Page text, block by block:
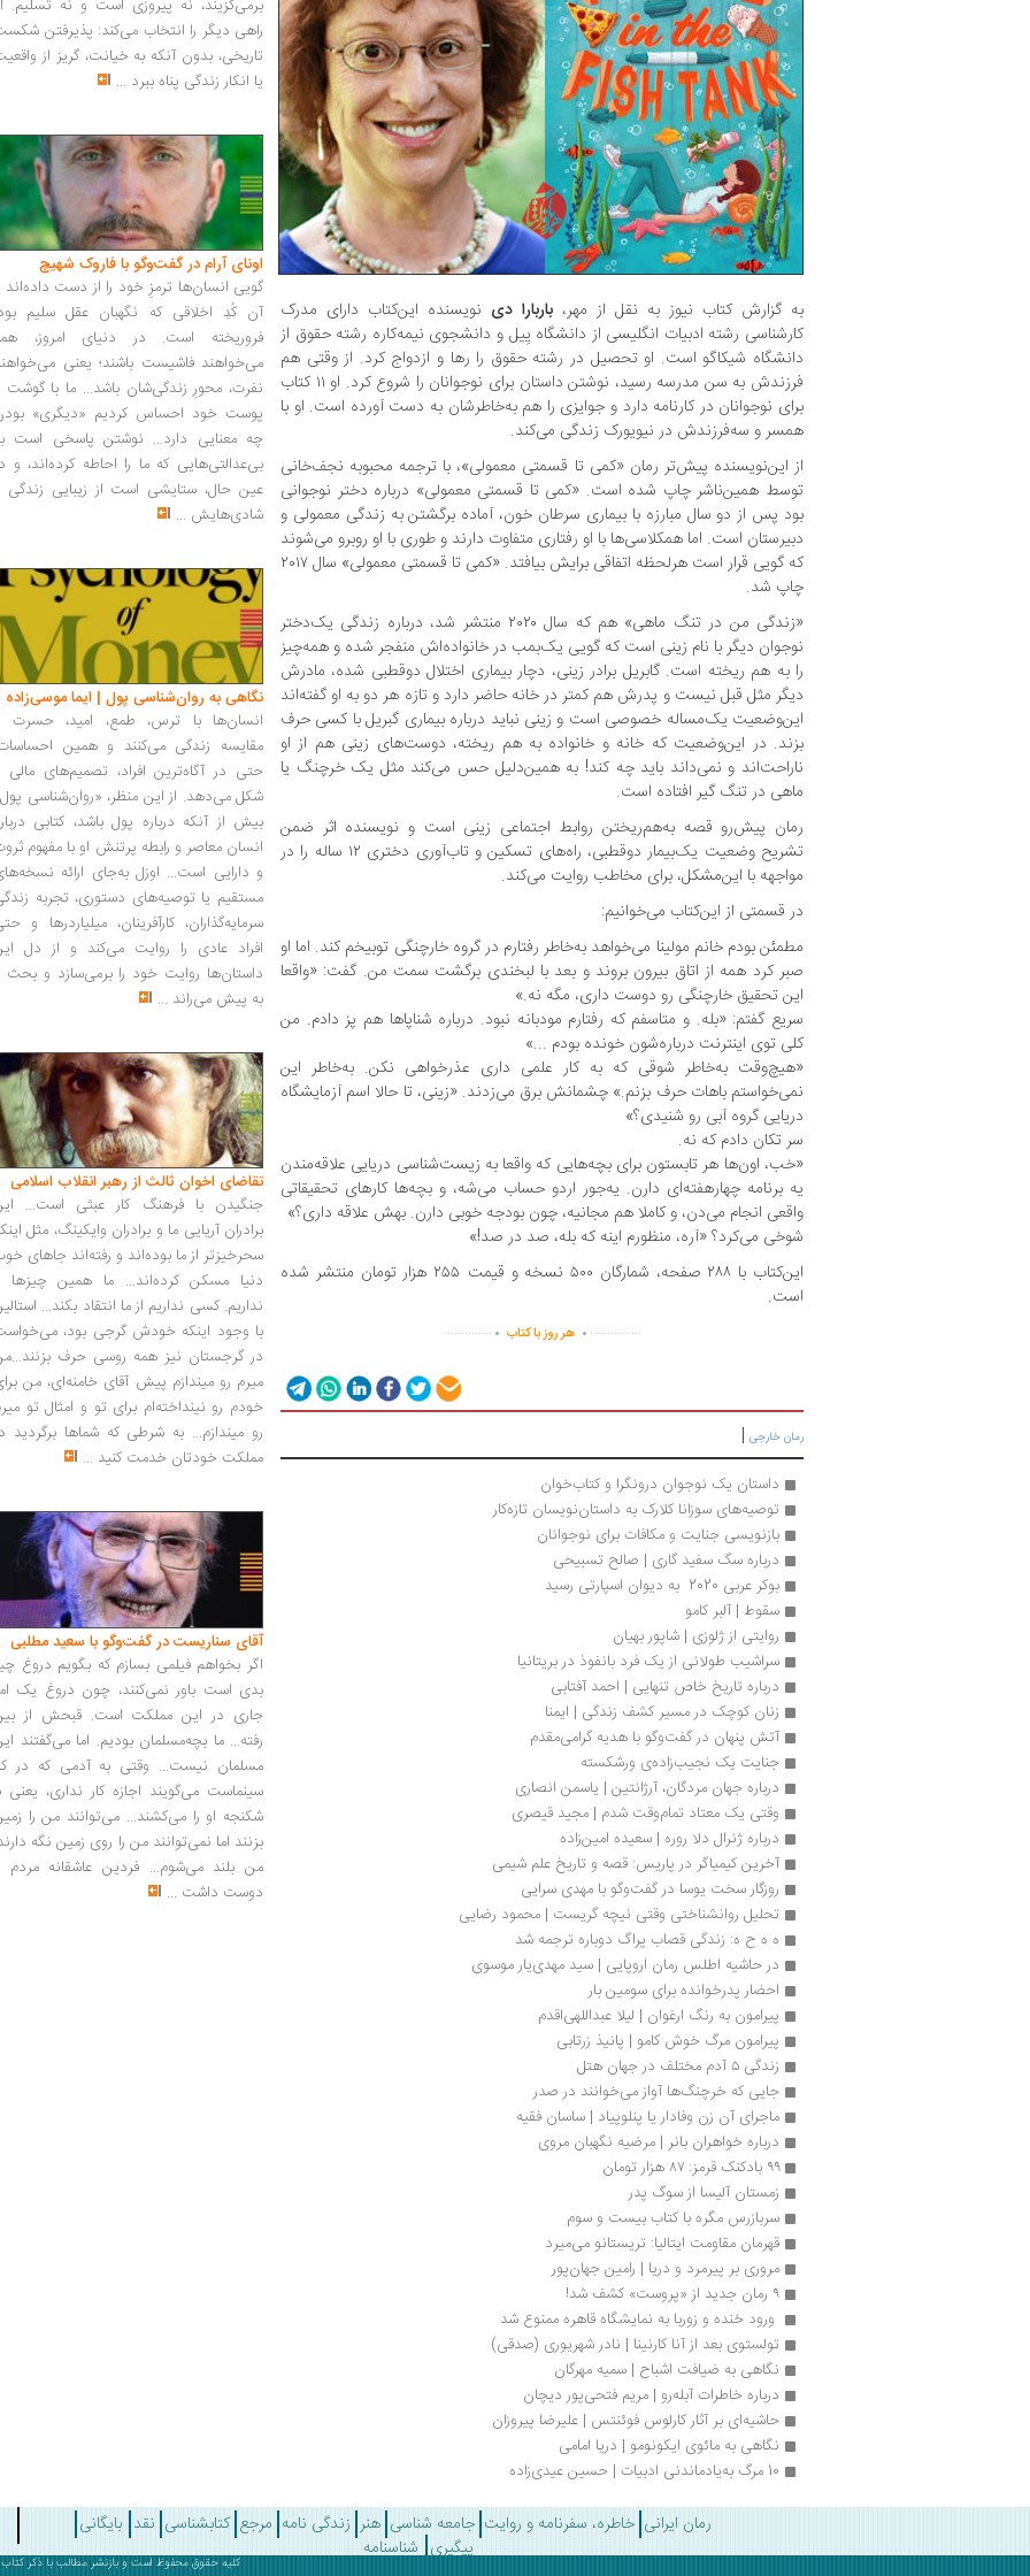
به گزارش کتاب نیوز به نقل از مهر، باربارا دی نویسنده ‌این‌کتاب دارای مدرک
کارشناسی رشته ادبیات انگلیسی از دانشگاه یِیل و دانشجوی نیمه‌کاره رشته حقوق از
دانشگاه شیکاگو است. او تحصیل در رشته حقوق را رها و ازدواج کرد. از وقتی هم
فرزندش به سن مدرسه رسید، نوشتن داستان برای نوجوانان را شروع کرد. او ۱۱ کتاب
برای نوجوانان در کارنامه دارد و جوایزی را هم به‌خاطرشان به دست آورده است. او با
همسر و سه‌فرزندش در نیویورک زندگی می‌کند.
از این‌نویسنده پیش‌تر رمان «کمی تا قسمتی معمولی»، با ترجمه محبوبه نجف‌خانی
توسط همین‌ناشر چاپ شده است. «کمی تا قسمتی معمولی» درباره دختر نوجوانی
بود پس از دو سال مبارزه با بیماری سرطان خون، آماده برگشتن به زندگی معمولی و
دبیرستان است. اما همکلاسی‌ها با او رفتاری متفاوت دارند و طوری با او روبرو می‌شوند
که گویی قرار است هرلحظه اتفاقی برایش بیافتد. «کمی تا قسمتی معمولی» سال ۲۰۱۷
چاپ شد.
«زندگی من در تنگ ماهی» هم که سال ۲۰۲۰ منتشر شد، درباره زندگی یک‌دختر
نوجوان دیگر با نام زینی است که گویی یک‌بمب در خانواده‌اش منفجر شده و همه‌چیز
را به هم ریخته است. گابریل برادر زینی، دچار بیماری اختلال دوقطبی شده، مادرش
دیگر مثل قبل نیست و پدرش هم کمتر در خانه حاضر دارد و تازه هر دو به او گفته‌اند
این‌وضعیت یک‌مساله خصوصی است و زینی نباید درباره بیماری گبریل با کسی حرف
بزند. در این‌وضعیت که خانه و خانواده به هم ریخته، دوست‌های زینی هم از او
ناراحت‌اند و نمی‌داند باید چه کند! به همین‌دلیل حس می‌کند مثل یک خرچنگ یا
ماهی در تنگ گیر افتاده است.
رمان پیش‌رو قصه به‌هم‌ریختن روابط اجتماعی زینی است و نویسنده اثر ضمن
تشریح وضعیت یک‌بیمار دوقطبی، راه‌های تسکین و تاب‌آوری دختری ۱۲ ساله را در
مواجهه با این‌مشکل، برای مخاطب روایت می‌کند.
در قسمتی از این‌کتاب می‌خوانیم:
مطمئن بودم خانم مولینا می‌خواهد به‌خاطر رفتارم در گروه خارچنگی توبیخم کند. اما او
صبر کرد همه از اتاق بیرون بروند و بعد با لبخندی برگشت سمت من. گفت: «واقعا
این تحقیق خارچنگی رو دوست داری، مگه نه.»
سریع گفتم: «بله. و متاسفم که رفتارم مودبانه نبود. درباره شناپاها هم پز دادم. من
کلی توی اینترنت درباره‌شون خونده بودم ...»
«هیچ‌وقت به‌خاطر شوقی که به کار علمی داری عذرخواهی نکن. به‌خاطر این
نمی‌خواستم باهات حرف بزنم.» چشمانش برق می‌زدند. «زینی، تا حالا اسم آزمایشگاه
دریایی گروه آبی رو شنیدی؟»
سر تکان دادم که نه.
«خب، اون‌ها هر تابستون برای بچه‌هایی که واقعا به زیست‌شناسی دریایی علاقه‌مندن
یه برنامه‌ چهارهفته‌ای دارن. یه‌جور اردو حساب می‌شه، و بچه‌ها کارهای تحقیقاتی
واقعی انجام می‌دن، و کاملا هم مجانیه، چون بودجه خوبی دارن. بهش علاقه داری؟»
شوخی می‌کرد؟ «آره، منظورم اینه که بله، صد در صد!»
این‌کتاب با ۲۸۸ صفحه، شمارگان ۵۰۰ نسخه و قیمت ۲۵۵ هزار تومان منتشر شده
است.
...............
. هر روز با کتاب .
..............
رمان خارجی |
داستان یک نوجوان درونگرا و کتاب‌خوان
توصیه‌های سوزانا کلارک به داستان‌نویسان تازه‌کار
بازنویسی جنایت و مکافات برای نوجوانان
درباره سگ سفید گاری | صالح تسبیحی
بوکر عربی 2020  به دیوان اسپارتی رسید
سقوط | آلبر کامو
روایتی از ژلوزی | شاپور بهیان
سراشیب طولانی از یک فرد بانفوذ در بریتانیا
درباره تاریخ خاص تنهایی | احمد آفتابی
زنان کوچک در مسیر کشف زندگی | ایمنا
آتش پنهان در گفت‌وگو با هدیه گرامی‌مقدم
جنایت یک نجیب‌زاده‌ی ورشکسته
درباره جهان مردگان، آرژانتین | یاسمن انصاری
وقتی یک معتاد تمام‌وقت شدم | مجید قیصری
درباره ژنرال دلا روره | سعیده امین‌زاده
آخرین کیمیاگر در پاریس: قصه و تاریخ علم شیمی
روزگار سخت یوسا در گفت‌وگو با مهدی سرایی
تحلیل روانشناختی وقتی نیچه گریست | محمود رضایی
ه ه ح ه: زندگی قصاب پراگ دوباره ترجمه شد
در حاشیه اطلس رمان اروپایی | سید مهدی‌یار موسوی
احضار پدرخوانده برای سومین بار
پیرامون به رنگ ارغوان | لیلا عبداللهی‌اقدم
پیرامون مرگ خوش کامو | پانیذ زرتابی
زندگی ۵ آدم مختلف در جهان‌ هتل
جایی که خرچنگ‌ها آواز می‌خوانند در صدر
ماجرای آن زن وفادار یا پنلوپیاد | ساسان فقیه
درباره خواهران بانر | مرضیه نگهبان مروی
۹۹ بادکنک قرمز: ۸۷ هزار تومان
زمستان آلیسا از سوگ پدر
سربازرس مگره با کتاب بیست و سوم
قهرمان مقاومت ایتالیا: تریستانو می‌میرد
مروری بر پیرمرد و دریا | رامین جهان‌پور
۹ رمان جدید از «پروست» کشف شد!
ورود خنده و زوربا به نمایشگاه قاهره ممنوع شد
تولستوی بعد از آنا کارنینا | نادر شهریوری (صدقی)
نگاهی به ضیافت اشباح | سمیه مهرگان
درباره خاطرات آبله‌رو | مریم فتحی‌پور دیچان
حاشیه‌ای بر آثار کارلوس فوئنتس | علیرضا پیروزان
نگاهی به مائوی ایکونومو | دریا امامی
10 مرگ به‌یادماندنی ادبیات | حسین عیدی‌زاده
برمی‌گزیند، نه پیروزی است و نه تسلیم.
راهی دیگر را انتخاب می‌کند: پذیرفتن
تاریخی، بدون آنکه به خیانت، گریز از
یا انکار زندگی پناه ببرد ...
اونای آرام در گفت‌وگو با فاروک شهیچ‭
گویی انسان‌ها ترمزِ خود را از دست داده‌اند
آن کُدِ اخلاقی که نگهبان عقل سلیم
فروریخته است. در دنیای امروز،
می‌خواهند فاشیست باشند؛ یعنی
نفرت، محورِ زندگی‌شان باشد... ما با گوشت
پوست خود احساس کردیم «دیگری»
چه معنایی دارد... نوشتن پاسخی است
بی‌عدالتی‌هایی که ما را احاطه کرده‌اند، و
عین حال، ستایشی است از زیبایی زندگی
شادی‌هایش ...
نگاهی به روان‌شناسی پول | ایما موسی‌زاده
انسان‌ها با ترس، طمع، امید، حسرت
مقایسه زندگی می‌کنند و همین
حتی در آگاه‌ترین افراد، تصمیم‌های مالی
شکل می‌دهد. از این منظر، «روان‌شناسی
بیش از آنکه درباره پول باشد، کتابی
انسان معاصر و رابطه پرتنش او با مفهوم
و دارایی است... اوزل به‌جای ارائه
مستقیم یا توصیه‌های دستوری، تجربه
سرمایه‌گذاران، کارآفرینان، میلیاردرها و
افراد عادی را روایت می‌کند و از دل
داستان‌ها روایت خود را برمی‌سازد و بحث
به پیش می‌راند ...
تقاضای اخوان ثالث از رهبر انقلاب اسلامی
جنگیدن با فرهنگ کار عبثی است...
برادران آریایی ما و برادران وایکینگ، مثل
سحرخیزتر از ما بوده‌اند و رفته‌اند جاهای
دنیا مسکن کرده‌اند... ما همین چیزها
نداریم. کسی نداریم از ما انتقاد بکند...
با وجود اینکه خودش گرجی بود،
در گرجستان نیز همه روسی حرف
میرم رو میندازم پیش آقای خامنه‌ای، من
خودم رو نینداخته‌ام برای تو و امثال تو
رو میندازم... به شرطی که شماها برگردید
مملکت خودتان خدمت کنید ...
آقای سناریست در گفت‌وگو با سعید مطلبی
اگر بخواهم فیلمی بسازم که بگویم دروغ
بدی است باور نمی‌کنند، چون دروغ یک
جاری در این مملکت است. قبحش از
رفته... ما بچه‌مسلمان بودیم. اما می‌گفتند
مسلمان نیست... وقتی به آدمی که در
سینماست می‌گویند اجازه کار نداری، یعنی
شکنجه او را می‌کشند... می‌توانند من را
بزنند اما نمی‌توانند من را روی زمین نگه
من بلند می‌شوم... فردین عاشقانه مردم
دوست داشت ...
رمان ایرانی خاطره، سفرنامه و روایت جامعه شناسی هنر زندگی نامه مرجع کتابشناسی نقد بایگانی
پیگیری شناسنامه
کلیه حقوق محفوظ است و بازنشر مطالب با ذکر کتاب